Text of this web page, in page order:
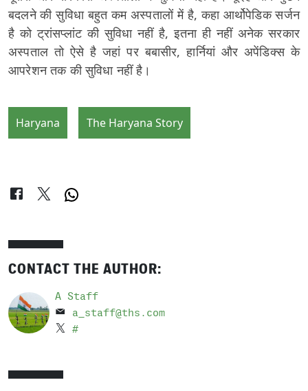
बदलने की सुविधा बहुत कम अस्पतालों में है, कहा आर्थोपेडिक सर्जन
है को ट्रांसप्लांट की सुविधा नहीं है, इतना ही नहीं अनेक सरकार
अस्पताल तो ऐसे है जहां पर बबासीर, हार्नियां और अपेंडिक्स के
आपरेशन तक की सुविधा नहीं है।
Haryana The Haryana Story
CONTACT THE AUTHOR:
A Staff
a_staff@ths.com
#